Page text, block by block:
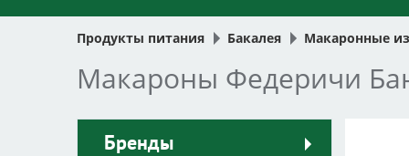
Продукты питания Бакалея Макаронные
Макароны Федеричи
Бренды